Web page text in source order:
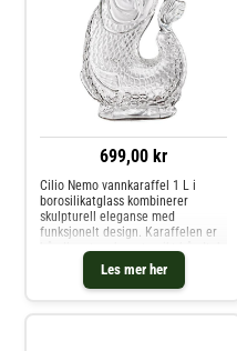
699,00 kr
Les mer her
Cilio Nemo vannkaraffel 1 L i
borosilikatglass kombinerer
skulpturell eleganse med
funksjonelt design. Karaffelen er
håndlaget og har et unikt håndtak
formet som en fiskestjert – både
et blikkfang og et praktisk grep.
Den brede åpningen gjør det enke